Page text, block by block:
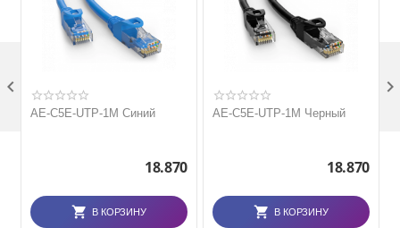
AE-C5E-UTP-1M Синий
18.870
В КОРЗИНУ
AE-C5E-UTP-1M Черный
18.870
В КОРЗИНУ
 